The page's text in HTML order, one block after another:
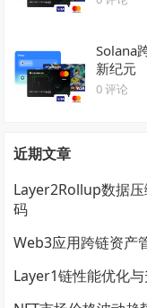
Solana
新纪元
0 评论
近期文章
Layer2Rollup数据
码
Web3应用跨链资产
Layer1链性能优化